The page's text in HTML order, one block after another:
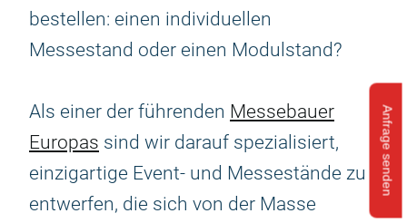
Anfrage senden
bestellen: einen individuellen
Messestand oder einen Modulstand?
Als einer der führenden Messebauer
Europas sind wir darauf spezialisiert,
einzigartige Event- und Messestände zu
entwerfen, die sich von der Masse